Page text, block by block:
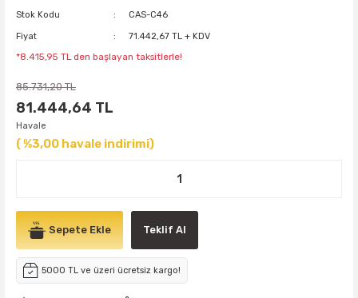
Stok Kodu CAS-C46
Fiyat 71.442,67 TL + KDV
*8.415,95 TL den başlayan taksitlerle!
85.731,20 TL
81.444,64 TL
Havale
( %3,00 havale indirimi)
Sepete Ekle Teklif Al
5000 TL ve üzeri ücretsiz kargo!